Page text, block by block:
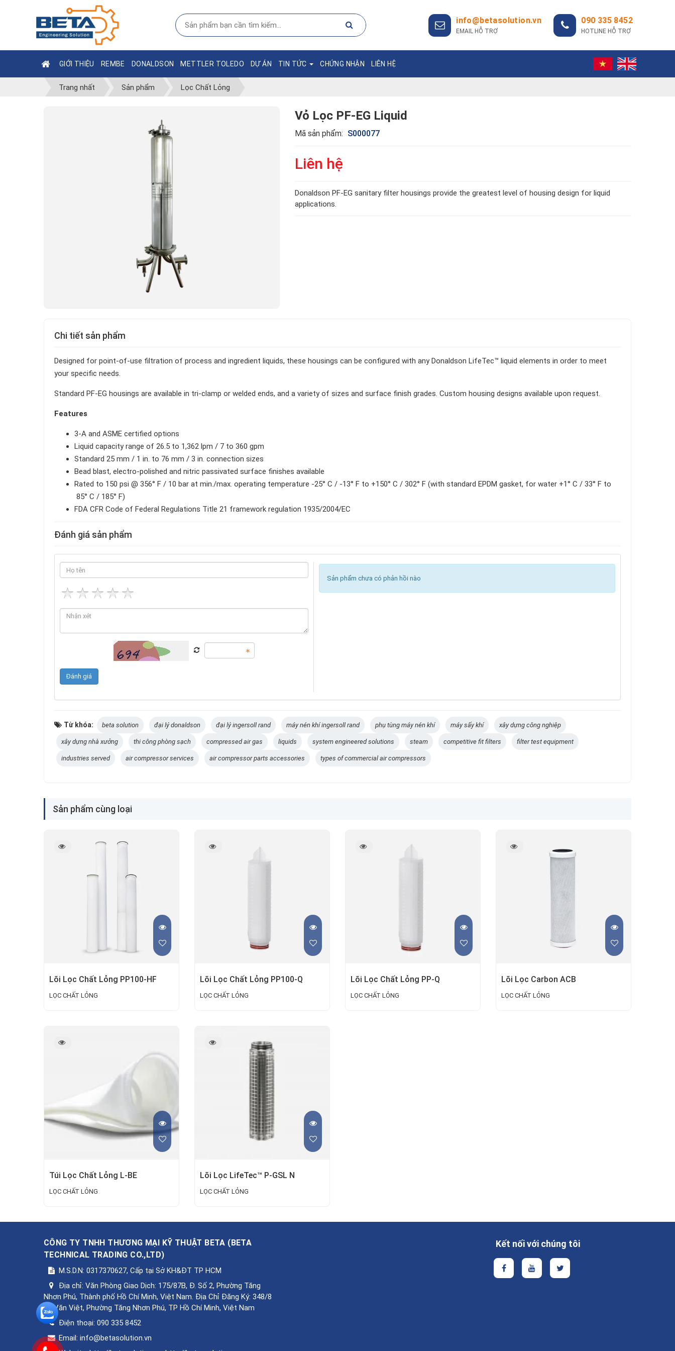
info@betasolution.vn
EMAIL HỖ TRỢ
090 335 8452
HOTLINE HỖ TRỢ
GIỚI THIỆU REMBE DONALDSON METTLER TOLEDO DỰ ÁN TIN TỨC CHỨNG NHẬN LIÊN HỆ
Trang nhất Sản phẩm Lọc Chất Lỏng
Vỏ Lọc PF-EG Liquid
Mã sản phẩm: S000077
Liên hệ
Donaldson PF-EG sanitary filter housings provide the greatest level of housing design for liquid
applications.
Chi tiết sản phẩm
Designed for point-of-use filtration of process and ingredient liquids, these housings can be configured with any Donaldson LifeTec™ liquid elements in order to meet
your specific needs.
Standard PF-EG housings are available in tri-clamp or welded ends, and a variety of sizes and surface finish grades. Custom housing designs available upon request.
Features
3-A and ASME certified options
Liquid capacity range of 26.5 to 1,362 lpm / 7 to 360 gpm
Standard 25 mm / 1 in. to 76 mm / 3 in. connection sizes
Bead blast, electro-polished and nitric passivated surface finishes available
Rated to 150 psi @ 356° F / 10 bar at min./max. operating temperature -25° C / -13° F to +150° C / 302° F (with standard EPDM gasket, for water +1° C / 33° F to
85° C / 185° F)
FDA CFR Code of Federal Regulations Title 21 framework regulation 1935/2004/EC
Đánh giá sản phẩm
Sản phẩm chưa có phản hồi nào
Từ khóa: beta solution đại lý donaldson đại lý ingersoll rand máy nén khí ingersoll rand phụ tùng máy nén khí máy sấy khí xây dựng công nghiệp
xây dựng nhà xưởng thi công phòng sạch compressed air gas liquids system engineered solutions steam competitive fit filters filter test equipment
industries served air compressor services air compressor parts accessories types of commercial air compressors
Sản phẩm cùng loại
Lõi Lọc Chất Lỏng PP100-HF
LỌC CHẤT LỎNG
Lõi Lọc Chất Lỏng PP100-Q
LỌC CHẤT LỎNG
Lõi Lọc Chất Lỏng PP-Q
LỌC CHẤT LỎNG
Lõi Lọc Carbon ACB
LỌC CHẤT LỎNG
Túi Lọc Chất Lỏng L-BE
LỌC CHẤT LỎNG
Lõi Lọc LifeTec™ P-GSL N
LỌC CHẤT LỎNG
CÔNG TY TNHH THƯƠNG MẠI KỸ THUẬT BETA (BETA
TECHNICAL TRADING CO.,LTD)
M.S.D.N: 0317370627, Cấp tại Sở KH&ĐT TP HCM
Địa chỉ: Văn Phòng Giao Dịch: 175/87B, Đ. Số 2, Phường Tăng
Nhơn Phú, Thành phố Hồ Chí Minh, Việt Nam. Địa Chỉ Đăng Ký: 348/8
Lê Văn Việt, Phường Tăng Nhơn Phú, TP Hồ Chí Minh, Việt Nam
Điện thoại: 090 335 8452
Email: info@betasolution.vn
Kết nối với chúng tôi